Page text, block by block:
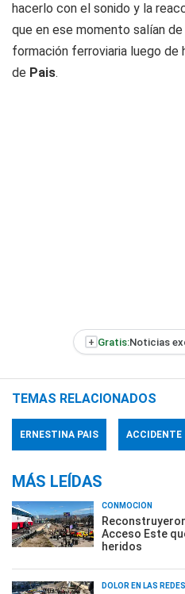
hacerlo con el sonido y la
que en ese momento salían
formación ferroviaria luego
de Pais.
+ Gratis:Noticias
TEMAS RELACIONADOS
ERNESTINA PAIS ACCIDENTE
MÁS LEÍDAS
CONMOCIÓN
Acceso Este
heridos
DOLOR EN LAS REDES